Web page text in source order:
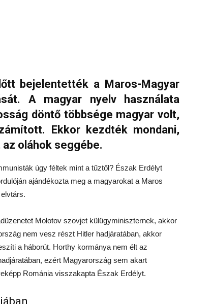
bejelentették a Maros-Magyar
A magyar nyelv használata
döntő többsége magyar volt,
Ekkor kezdték mondani,
oláhok seggébe.
úgy féltek mint a tűztől? Észak Erdélyt
ajándékozta meg a magyarokat a Maros
Molotov szovjet külügyminiszternek, akkor
nem vesz részt Hitler hadjáratában, akkor
a háborút. Horthy kormánya nem élt az
ezért Magyarország sem akart
Románia visszakapta Észak Erdélyt.